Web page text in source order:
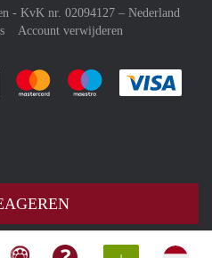
- KvK nr. 02094127 – Nederland
Account verwijderen
Je rekent gemakkelijk af met Paypal
Je rekent gemakkelijk af met
Je rekent